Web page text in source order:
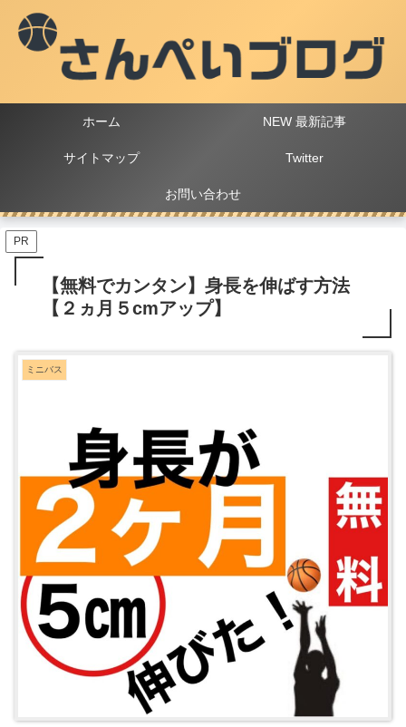
ホーム NEW 最新記事
サイトマップ Twitter
お問い合わせ
PR
【無料でカンタン】身長を伸ばす方法
【２ヵ月５cmアップ】
ミニバス